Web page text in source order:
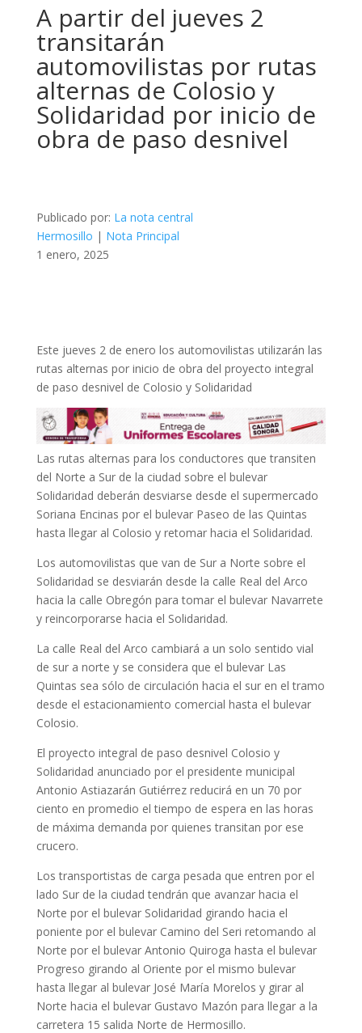
A partir del jueves 2
transitarán
automovilistas por rutas
alternas de Colosio y
Solidaridad por inicio de
obra de paso desnivel
Publicado por: La nota central
Hermosillo | Nota Principal
1 enero, 2025
Este jueves 2 de enero los automovilistas utilizarán las
rutas alternas por inicio de obra del proyecto integral
de paso desnivel de Colosio y Solidaridad
Las rutas alternas para los conductores que transiten
del Norte a Sur de la ciudad sobre el bulevar
Solidaridad deberán desviarse desde el supermercado
Soriana Encinas por el bulevar Paseo de las Quintas
hasta llegar al Colosio y retomar hacia el Solidaridad.
Los automovilistas que van de Sur a Norte sobre el
Solidaridad se desviarán desde la calle Real del Arco
hacia la calle Obregón para tomar el bulevar Navarrete
y reincorporarse hacia el Solidaridad.
La calle Real del Arco cambiará a un solo sentido vial
de sur a norte y se considera que el bulevar Las
Quintas sea sólo de circulación hacia el sur en el tramo
desde el estacionamiento comercial hasta el bulevar
Colosio.
El proyecto integral de paso desnivel Colosio y
Solidaridad anunciado por el presidente municipal
Antonio Astiazarán Gutiérrez reducirá en un 70 por
ciento en promedio el tiempo de espera en las horas
de máxima demanda por quienes transitan por ese
crucero.
Los transportistas de carga pesada que entren por el
lado Sur de la ciudad tendrán que avanzar hacia el
Norte por el bulevar Solidaridad girando hacia el
poniente por el bulevar Camino del Seri retomando al
Norte por el bulevar Antonio Quiroga hasta el bulevar
Progreso girando al Oriente por el mismo bulevar
hasta llegar al bulevar José María Morelos y girar al
Norte hacia el bulevar Gustavo Mazón para llegar a la
carretera 15 salida Norte de Hermosillo.